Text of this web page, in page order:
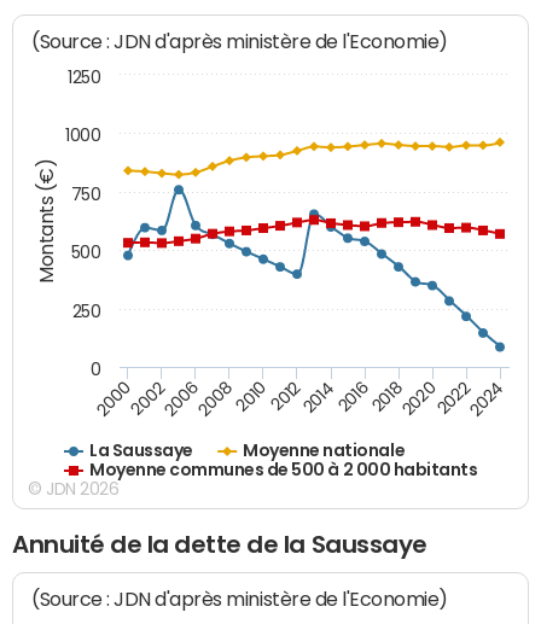
Montants (€)
(Source : JDN d'après ministère de l'Economie)
La Saussaye
Moyenne nationale
Moyenne communes de 500 à 2 000 habitants
200020022006200820102012201420162018202020222024
0
250
500
750
1000
1250
© JDN 2026
Annuité de la dette de la Saussaye
(Source : JDN d'après ministère de l'Economie)